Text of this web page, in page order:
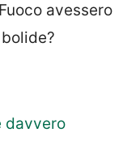
avessero
davvero